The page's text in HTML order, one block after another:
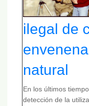
ilegal de
natural
En los últimos
detección de la